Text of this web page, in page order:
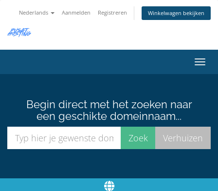
Nederlands Aanmelden Registreren Winkelwagen bekijken
in-/
Begin direct met het zoeken naar
een geschikte domeinnaam...